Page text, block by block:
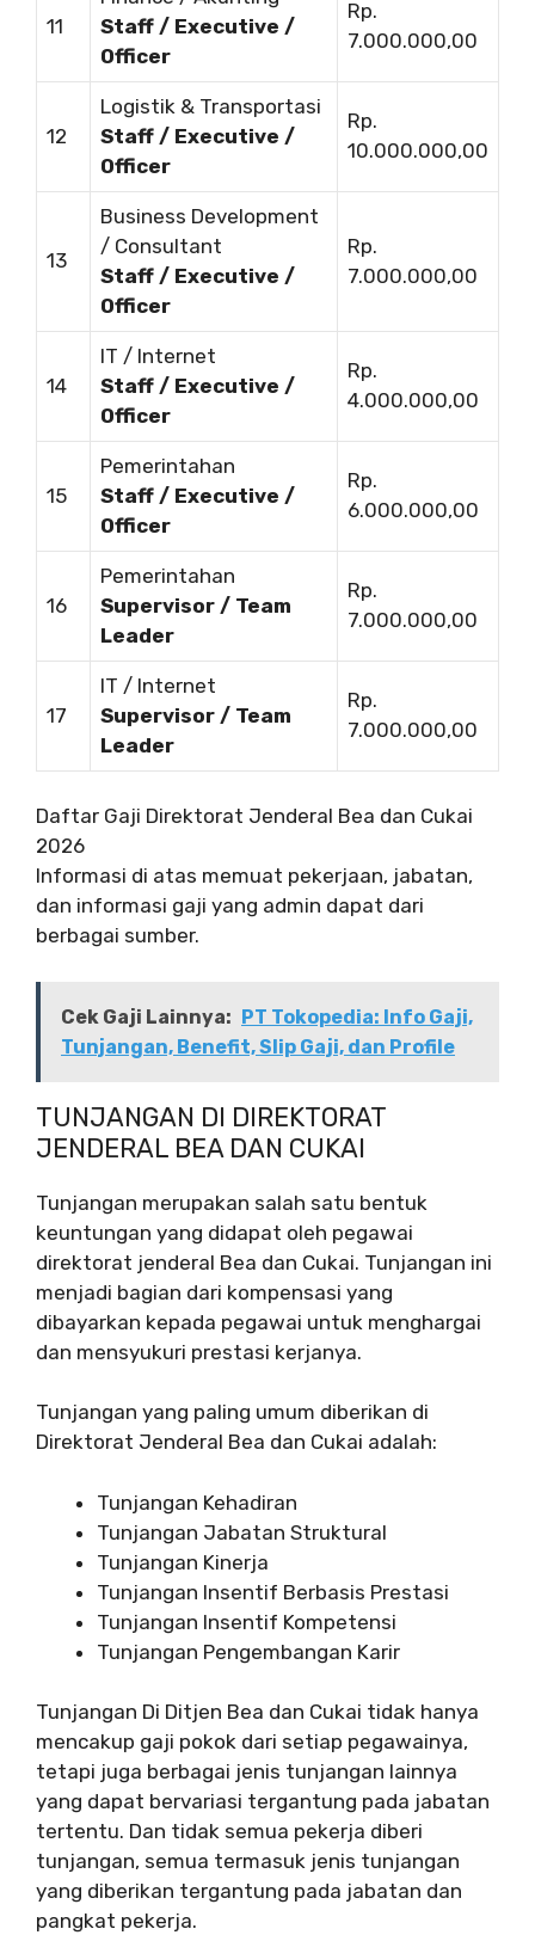
11
Staff / Executive /
Officer
Rp.
7.000.000,00
12
Logistik & Transportasi
Staff / Executive /
Officer
Rp.
10.000.000,00
13
Business Development
/ Consultant
Staff / Executive /
Officer
Rp.
7.000.000,00
14
IT / Internet
Staff / Executive /
Officer
Rp.
4.000.000,00
15
Pemerintahan
Staff / Executive /
Officer
Rp.
6.000.000,00
16
Pemerintahan
Supervisor / Team
Leader
Rp.
7.000.000,00
17
IT / Internet
Supervisor / Team
Leader
Rp.
7.000.000,00
Daftar Gaji Direktorat Jenderal Bea dan Cukai
2026
Informasi di atas memuat pekerjaan, jabatan,
dan informasi gaji yang admin dapat dari
berbagai sumber.
Cek Gaji Lainnya: PT Tokopedia: Info Gaji,
Tunjangan, Benefit, Slip Gaji, dan Profile
TUNJANGAN DI DIREKTORAT
JENDERAL BEA DAN CUKAI
Tunjangan merupakan salah satu bentuk
keuntungan yang didapat oleh pegawai
direktorat jenderal Bea dan Cukai. Tunjangan ini
menjadi bagian dari kompensasi yang
dibayarkan kepada pegawai untuk menghargai
dan mensyukuri prestasi kerjanya.
Tunjangan yang paling umum diberikan di
Direktorat Jenderal Bea dan Cukai adalah:
Tunjangan Kehadiran
Tunjangan Jabatan Struktural
Tunjangan Kinerja
Tunjangan Insentif Berbasis Prestasi
Tunjangan Insentif Kompetensi
Tunjangan Pengembangan Karir
Tunjangan Di Ditjen Bea dan Cukai tidak hanya
mencakup gaji pokok dari setiap pegawainya,
tetapi juga berbagai jenis tunjangan lainnya
yang dapat bervariasi tergantung pada jabatan
tertentu. Dan tidak semua pekerja diberi
tunjangan, semua termasuk jenis tunjangan
yang diberikan tergantung pada jabatan dan
pangkat pekerja.